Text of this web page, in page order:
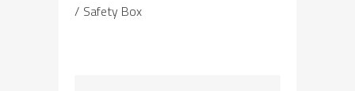
Safety Box